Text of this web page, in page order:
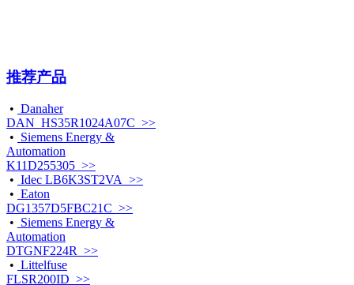
推荐产品
• Danaher
DAN_HS35R1024A07C >>
• Siemens Energy &
Automation
K11D255305 >>
• Idec LB6K3ST2VA >>
• Eaton
DG1357D5FBC21C >>
• Siemens Energy &
Automation
DTGNF224R >>
• Littelfuse
FLSR200ID >>